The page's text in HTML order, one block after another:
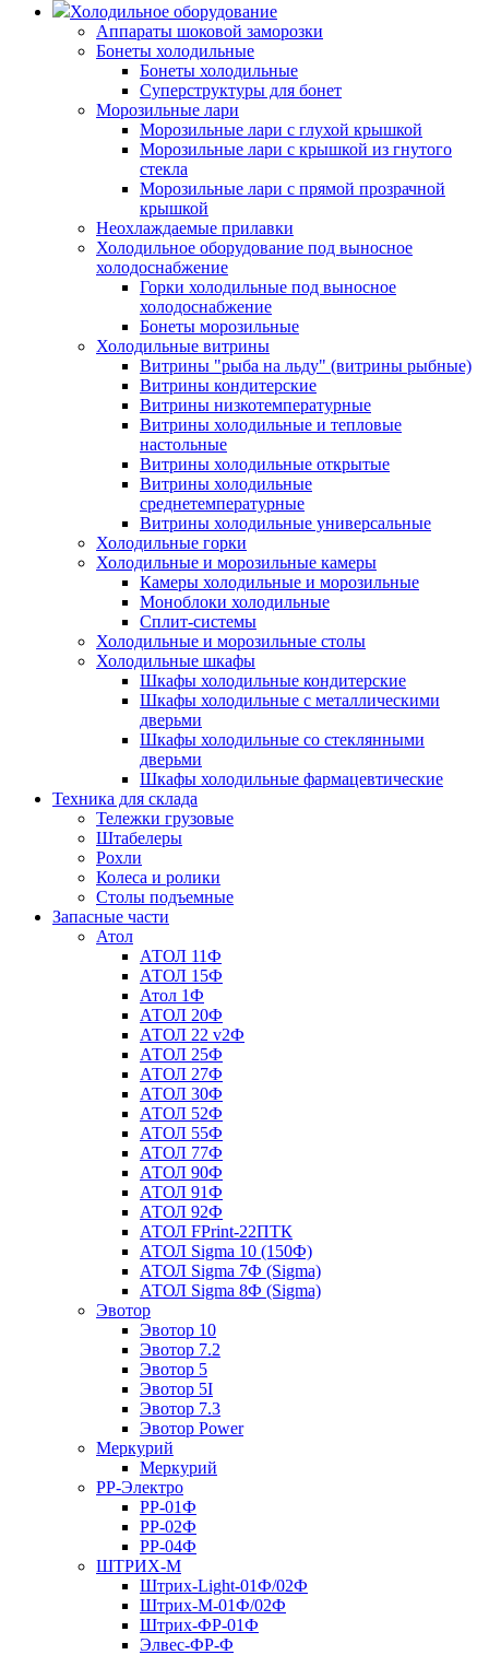
Холодильное оборудование
Аппараты шоковой заморозки
Бонеты холодильные
Бонеты холодильные
Суперструктуры для бонет
Морозильные лари
Морозильные лари с глухой крышкой
Морозильные лари с крышкой из гнутого
стекла
Морозильные лари с прямой прозрачной
крышкой
Неохлаждаемые прилавки
Холодильное оборудование под выносное
холодоснабжение
Горки холодильные под выносное
холодоснабжение
Бонеты морозильные
Холодильные витрины
Витрины "рыба на льду" (витрины рыбные)
Витрины кондитерские
Витрины низкотемпературные
Витрины холодильные и тепловые
настольные
Витрины холодильные открытые
Витрины холодильные
среднетемпературные
Витрины холодильные универсальные
Холодильные горки
Холодильные и морозильные камеры
Камеры холодильные и морозильные
Моноблоки холодильные
Сплит-системы
Холодильные и морозильные столы
Холодильные шкафы
Шкафы холодильные кондитерские
Шкафы холодильные с металлическими
дверьми
Шкафы холодильные со стеклянными
дверьми
Шкафы холодильные фармацевтические
Техника для склада
Тележки грузовые
Штабелеры
Рохли
Колеса и ролики
Столы подъемные
Запасные части
Атол
АТОЛ 11Ф
АТОЛ 15Ф
Атол 1Ф
АТОЛ 20Ф
АТОЛ 22 v2Ф
АТОЛ 25Ф
АТОЛ 27Ф
АТОЛ 30Ф
АТОЛ 52Ф
АТОЛ 55Ф
АТОЛ 77Ф
АТОЛ 90Ф
АТОЛ 91Ф
АТОЛ 92Ф
АТОЛ FPrint-22ПТК
АТОЛ Sigma 10 (150Ф)
АТОЛ Sigma 7Ф (Sigma)
АТОЛ Sigma 8Ф (Sigma)
Эвотор
Эвотор 10
Эвотор 7.2
Эвотор 5
Эвотор 5I
Эвотор 7.3
Эвотор Power
Меркурий
Меркурий
РР-Электро
РР-01Ф
РР-02Ф
РР-04Ф
ШТРИХ-М
Штрих-Light-01Ф/02Ф
Штрих-М-01Ф/02Ф
Штрих-ФР-01Ф
Элвес-ФР-Ф